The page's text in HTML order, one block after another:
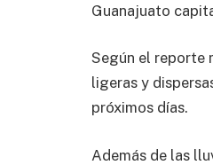
Guanajuato
Según el reporte
ligeras y
próximos días.
Además de las